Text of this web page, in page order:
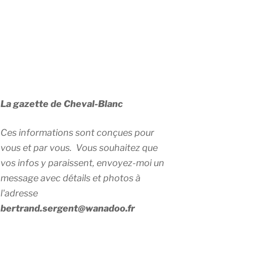
La gazette de Cheval-Blanc
Ces informations sont conçues pour
vous et par vous. Vous souhaitez que
vos infos y paraissent, envoyez-moi un
message avec détails et photos à
l'adresse
bertrand.sergent@wanadoo.fr